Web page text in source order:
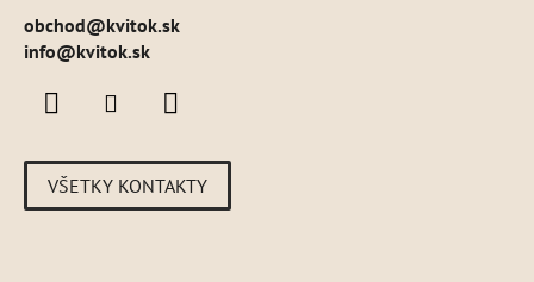
obchod@kvitok.sk
info@kvitok.sk
VŠETKY KONTAKTY